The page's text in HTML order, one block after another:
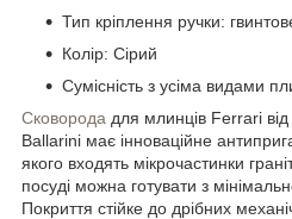
Тип кріплення ручки:
Колір: Сірий
Сумісність з усіма видами
Сковорода для млинців Ferrari від
Ballarini має інноваційне
якого входять мікрочастинки
посуді можна готувати з
Покриття стійке до дрібних